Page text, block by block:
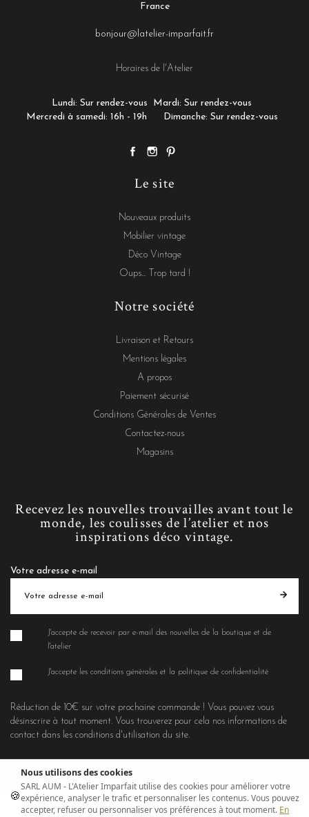
France
bonjour@latelier-imparfait.fr
Horaires de l'Atelier
Lundi: Sur rendez-vous
Mardi: Sur rendez-vous
Mercredi à samedi: 16h - 19h
Dimanche: Sur rendez-vous
Le site
Nouveaux produits
Mobilier vintage
Déco Vintage
Oups... Trop tard !
Notre société
Livraison et Retours
Mentions légales
A propos
Paiement sécurisé
Conditions Générales de Ventes
Contactez-nous
Magasins
Recevez les nouvelles trouvailles avant tout le
monde, les coulisses de l’atelier et nos
inspirations déco vintage.
Votre adresse e-mail
J'accepte de recevoir par e-mail des nouvelles de la boutique et de
l'atelier
J'accepte les conditions générales et la politique de confidentialité
Réduction de 10€ sur votre prochaine commande ! Vous pouvez vous
désinscrire à tout moment. Vous trouverez pour cela nos informations de
contact dans les conditions d'utilisation du site.
🍪
Nous utilisons des cookies
SARL AUM - L'Atelier Imparfait utilise des cookies pour améliorer votre
expérience, analyser le trafic et personnaliser les contenus. Vous pouvez
accepter, refuser ou personnaliser vos préférences à tout moment. En